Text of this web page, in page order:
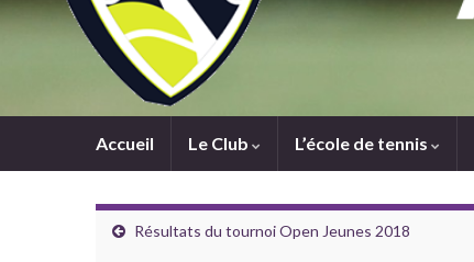
Accueil Le Club L’école de tennis
Résultats du tournoi Open Jeunes 2018